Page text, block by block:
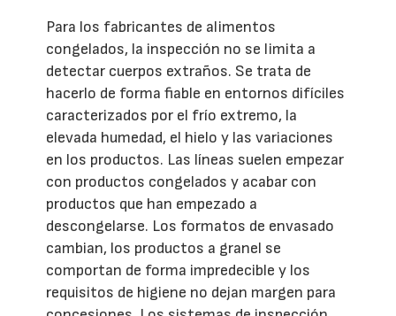
Para los fabricantes de alimentos
congelados, la inspección no se limita a
detectar cuerpos extraños. Se trata de
hacerlo de forma fiable en entornos difíciles
caracterizados por el frío extremo, la
elevada humedad, el hielo y las variaciones
en los productos. Las líneas suelen empezar
con productos congelados y acabar con
productos que han empezado a
descongelarse. Los formatos de envasado
cambian, los productos a granel se
comportan de forma impredecible y los
requisitos de higiene no dejan margen para